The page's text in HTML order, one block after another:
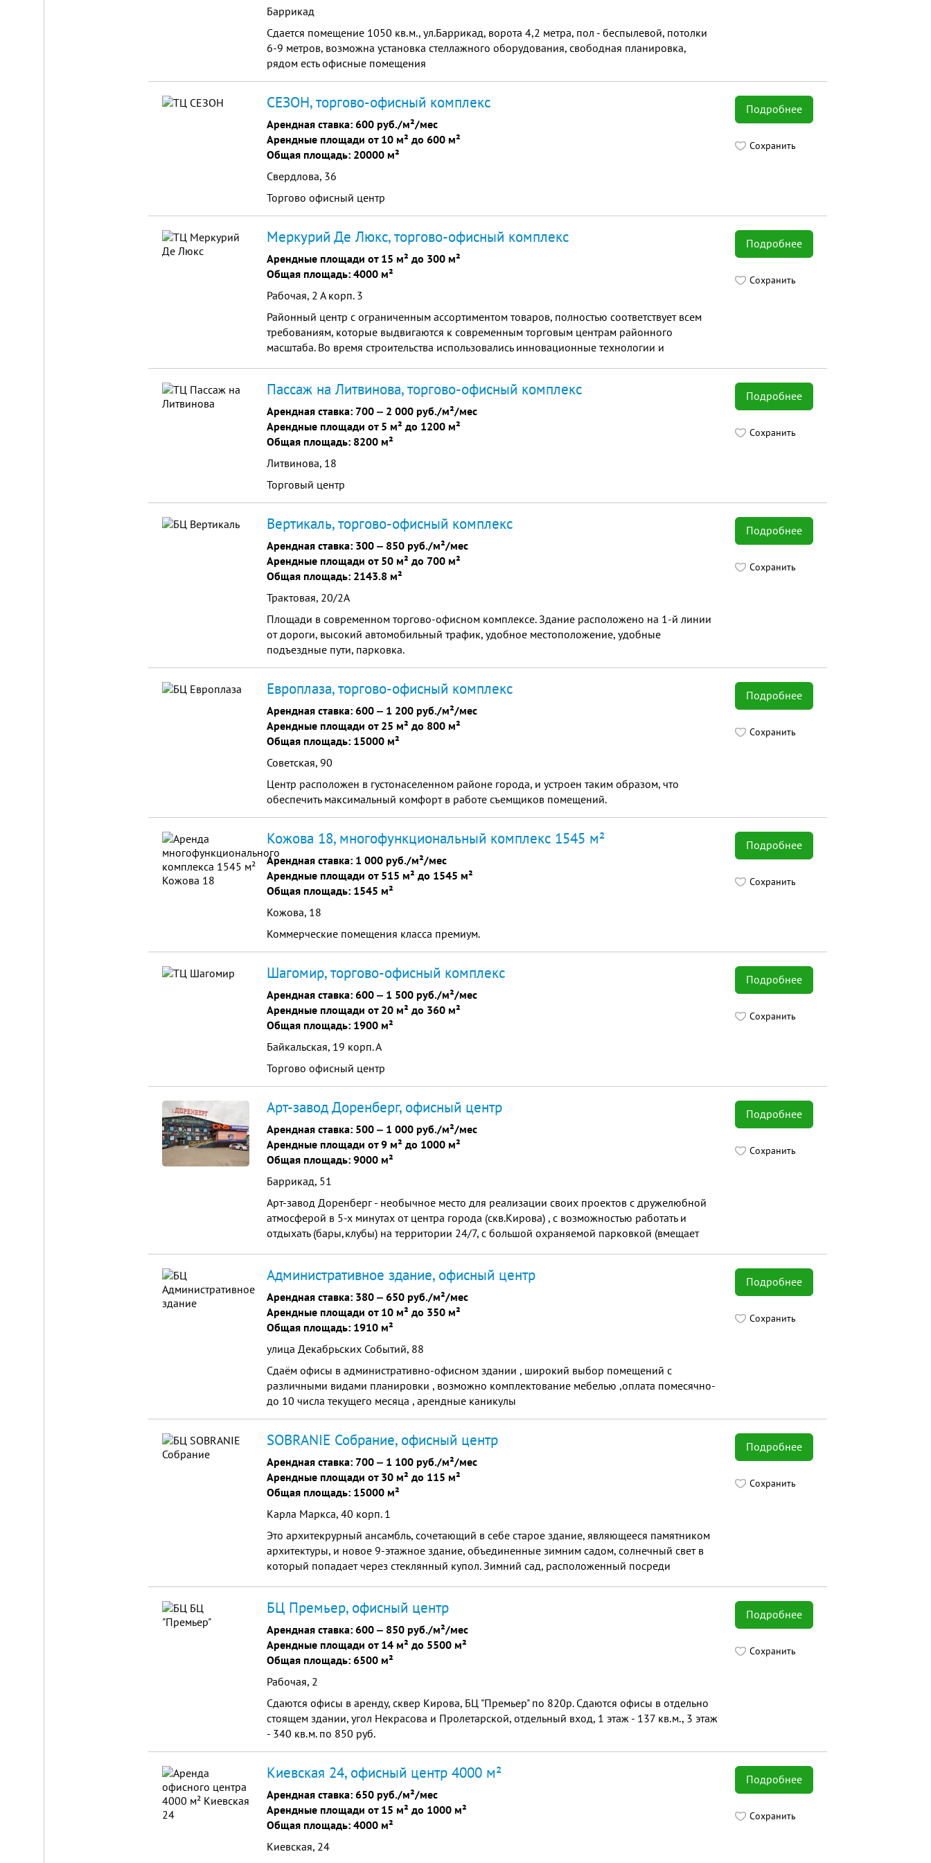
Баррикад
Сдается помещение 1050 кв.м., ул.Баррикад, ворота 4,2 метра, пол - беспылевой, потолки
6-9 метров, возможна установка стеллажного оборудования, свободная планировка,
рядом есть офисные помещения
Подробнее
Сохранить
СЕЗОН, торгово-офисный комплекс
Арендная ставка: 600 руб./м²/мес
Арендные площади от 10 м² до 600 м²
Общая площадь: 20000 м²
Свердлова, 36
Торгово офисный центр
Подробнее
Сохранить
Меркурий Де Люкс, торгово-офисный комплекс
Арендные площади от 15 м² до 300 м²
Общая площадь: 4000 м²
Рабочая, 2 А корп. 3
Районный центр с ограниченным ассортиментом товаров, полностью соответствует всем
требованиям, которые выдвигаются к современным торговым центрам районного
масштаба. Во время строительства использовались инновационные технологии и
отделочные материалы.
Подробнее
Сохранить
Пассаж на Литвинова, торгово-офисный комплекс
Арендная ставка: 700 ‒ 2 000 руб./м²/мес
Арендные площади от 5 м² до 1200 м²
Общая площадь: 8200 м²
Литвинова, 18
Торговый центр
Подробнее
Сохранить
Вертикаль, торгово-офисный комплекс
Арендная ставка: 300 ‒ 850 руб./м²/мес
Арендные площади от 50 м² до 700 м²
Общая площадь: 2143.8 м²
Трактовая, 20/2А
Площади в современном торгово-офисном комплексе. Здание расположено на 1-й линии
от дороги, высокий автомобильный трафик, удобное местоположение, удобные
подъездные пути, парковка.
Подробнее
Сохранить
Европлаза, торгово-офисный комплекс
Арендная ставка: 600 ‒ 1 200 руб./м²/мес
Арендные площади от 25 м² до 800 м²
Общая площадь: 15000 м²
Советская, 90
Центр расположен в густонаселенном районе города, и устроен таким образом, что
обеспечить максимальный комфорт в работе съемщиков помещений.
Подробнее
Сохранить
Кожова 18, многофункциональный комплекс 1545 м²
Арендная ставка: 1 000 руб./м²/мес
Арендные площади от 515 м² до 1545 м²
Общая площадь: 1545 м²
Кожова, 18
Коммерческие помещения класса премиум.
Подробнее
Сохранить
Шагомир, торгово-офисный комплекс
Арендная ставка: 600 ‒ 1 500 руб./м²/мес
Арендные площади от 20 м² до 360 м²
Общая площадь: 1900 м²
Байкальская, 19 корп. А
Торгово офисный центр
Подробнее
Сохранить
Арт-завод Доренберг, офисный центр
Арендная ставка: 500 ‒ 1 000 руб./м²/мес
Арендные площади от 9 м² до 1000 м²
Общая площадь: 9000 м²
Баррикад, 51
Арт-завод Доренберг - необычное место для реализации своих проектов с дружелюбной
атмосферой в 5-х минутах от центра города (скв.Кирова) , с возможностью работать и
отдыхать (бары,клубы) на территории 24/7, с большой охраняемой парковкой (вмещает
Подробнее
Сохранить
Административное здание, офисный центр
Арендная ставка: 380 ‒ 650 руб./м²/мес
Арендные площади от 10 м² до 350 м²
Общая площадь: 1910 м²
улица Декабрьских Событий, 88
Сдаём офисы в административно-офисном здании , широкий выбор помещений с
различными видами планировки , возможно комплектование мебелью ,оплата помесячно-
до 10 числа текущего месяца , арендные каникулы
Подробнее
Сохранить
SOBRANIE Собрание, офисный центр
Арендная ставка: 700 ‒ 1 100 руб./м²/мес
Арендные площади от 30 м² до 115 м²
Общая площадь: 15000 м²
Карла Маркса, 40 корп. 1
Это архитекрурный ансамбль, сочетающий в себе старое здание, являющееся памятником
архитектуры, и новое 9-этажное здание, объединенные зимним садом, солнечный свет в
который попадает через стеклянный купол. Зимний сад, расположенный посреди
здоровья и красоты, представленной spa-салонами, спортзалами.
Подробнее
Сохранить
БЦ Премьер, офисный центр
Арендная ставка: 600 ‒ 850 руб./м²/мес
Арендные площади от 14 м² до 5500 м²
Общая площадь: 6500 м²
Рабочая, 2
Сдаются офисы в аренду, сквер Кирова, БЦ "Премьер" по 820р. Сдаются офисы в отдельно
стоящем здании, угол Некрасова и Пролетарской, отдельный вход, 1 этаж - 137 кв.м., 3 этаж
- 340 кв.м. по 850 руб.
Подробнее
Сохранить
Киевская 24, офисный центр 4000 м²
Арендная ставка: 650 руб./м²/мес
Арендные площади от 15 м² до 1000 м²
Общая площадь: 4000 м²
Киевская, 24